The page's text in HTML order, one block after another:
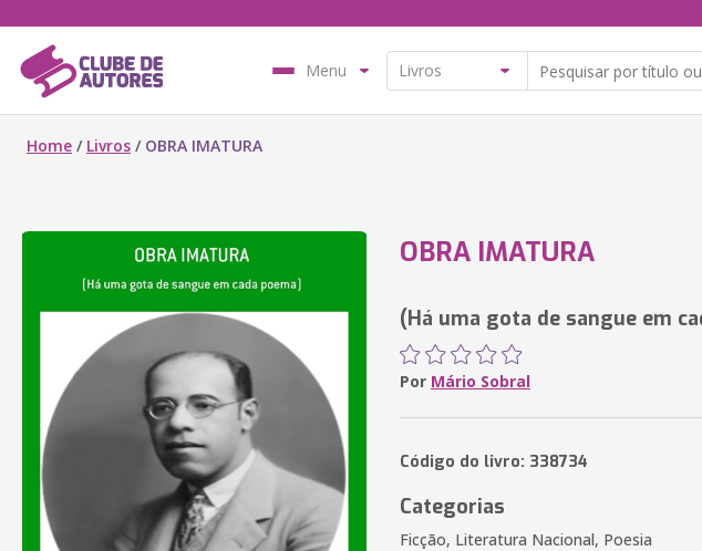
Menu
Home / Livros / OBRA IMATURA
OBRA IMATURA
(Há uma gota de sangue em
Por Mário Sobral
Código do livro: 338734
Categorias
Ficção, Literatura Nacional, Poesia